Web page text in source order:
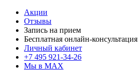
Акции
Отзывы
Запись на прием
Бесплатная онлайн-консультация
Личный кабинет
+7 495 921-34-26
Мы в MAX